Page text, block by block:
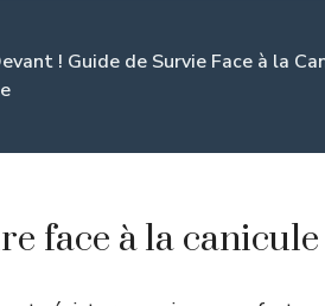
! Guide de Survie Face à la
face à la canicule